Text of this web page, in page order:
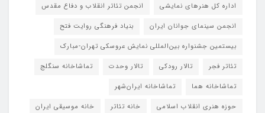
اداره کل هنرهای نمایشی
انجمن تئاتر انقلاب و دفاع مقدس
انجمن سینمای جوانان ایران
بنیاد فرهنگی روایت فتح
بیستمین جشنواره بین‌المللی نمایش عروسکی تهران-مبارک
تئاتر فجر
تالار رودکی تالار وحدت
تماشاخانه سنگلج
تماشاخانه هما
تماشاخانه‌ ایران‌شهر
حوزه هنری انقلاب اسلامی
خانه تئاتر
خانه موسیقی ایران